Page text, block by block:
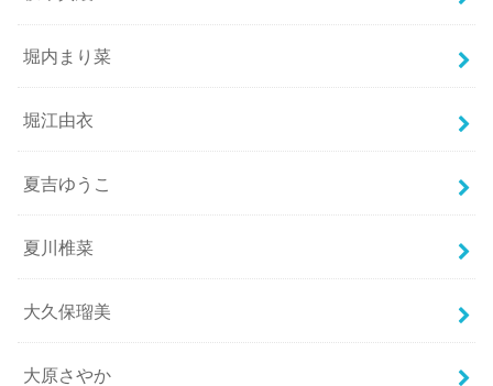
堀内まり菜
堀江由衣
夏吉ゆうこ
夏川椎菜
大久保瑠美
大原さやか